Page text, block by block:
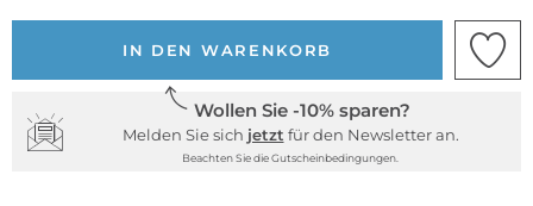
IN DEN WARENKORB
Wollen Sie -10% sparen?
Melden Sie sich jetzt für den Newsletter an.
Beachten Sie die Gutscheinbedingungen.